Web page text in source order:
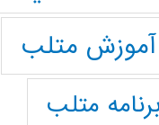
آموزش متلب
متلب